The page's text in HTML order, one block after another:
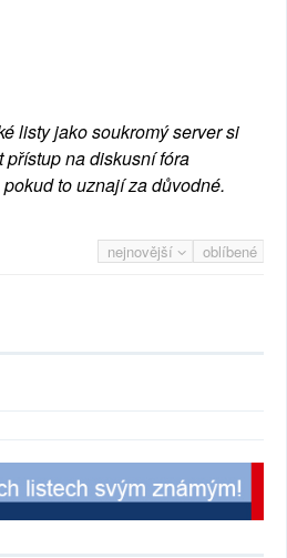
listy jako soukromý server si
na diskusní fóra
to uznají za důvodné.
nejnovější oblíbené